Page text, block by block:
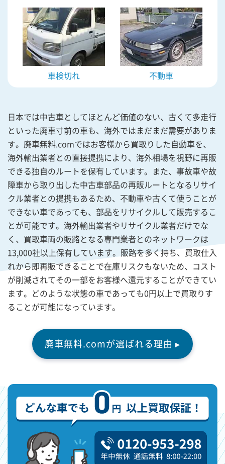
車検切れ 不動車
日本では中古車としてほとんど価値のない、古くて多走行
といった廃車寸前の車も、海外ではまだまだ需要がありま
す。廃車無料.comではお客様から買取りした自動車を、
海外輸出業者との直接提携により、海外相場を視野に再販
できる独自のルートを保有しています。また、事故車や故
障車から取り出した中古車部品の再販ルートとなるリサイ
クル業者との提携もあるため、不動車や古くて使うことが
できない車であっても、部品をリサイクルして販売するこ
とが可能です。海外輸出業者やリサイクル業者だけでな
く、買取車両の販路となる専門業者とのネットワークは
13,000社以上保有しています。販路を多く持ち、買取仕入
れから即再販できることで在庫リスクもないため、コスト
が削減されてその一部をお客様へ還元することができてい
ます。どのような状態の車であっても0円以上で買取りす
ることが可能になっています。
廃車無料.comが選ばれる理由 ▸